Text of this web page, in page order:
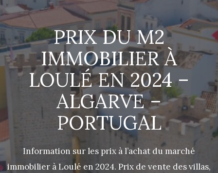
PRIX DU M2
IMMOBILIER À
LOULÉ EN 2024 –
ALGARVE –
PORTUGAL
Information sur les prix à l’achat du marché
immobilier à Loulé en 2024. Prix de vente des villas,